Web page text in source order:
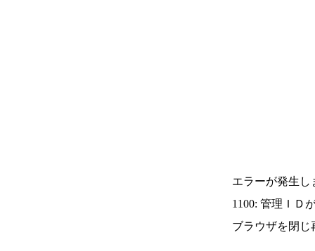
エラーが発生し
1100: 管理ＩＤ
ブラウザを閉じ